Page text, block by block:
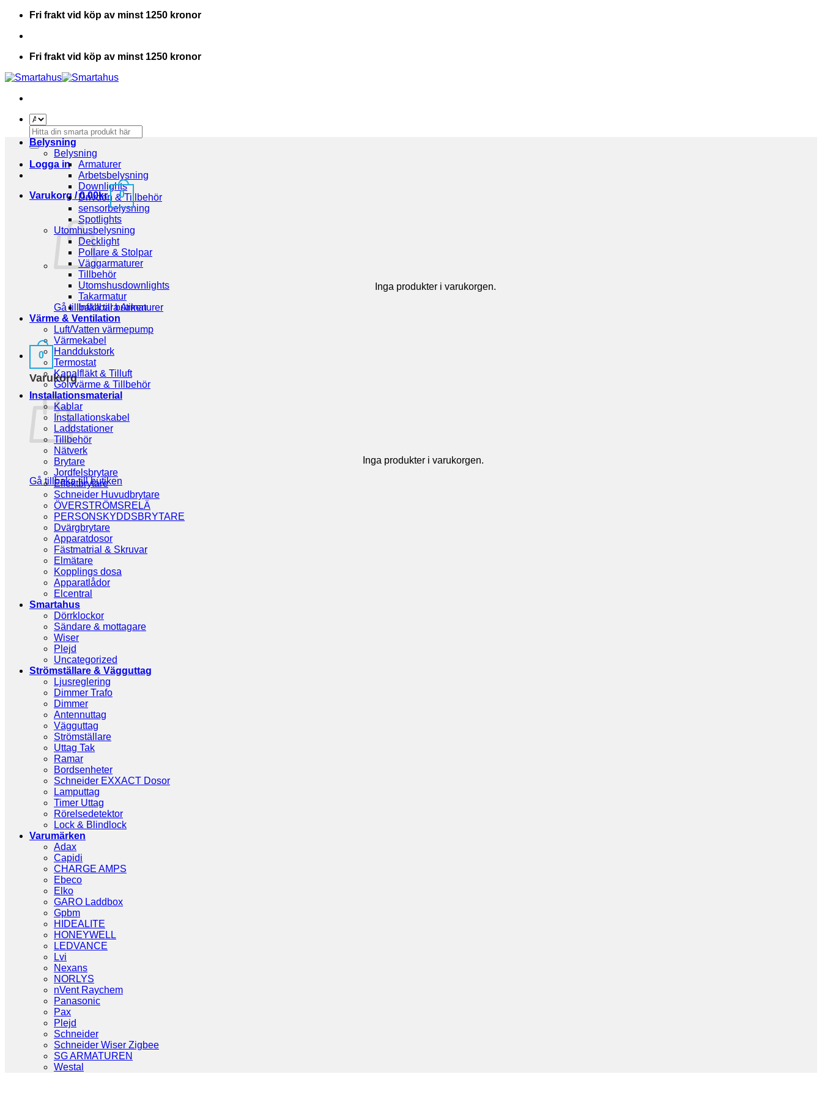
Skip
content
Fri frakt vid köp av minst 1250 kronor
Fri frakt vid köp av minst 1250 kronor
Sök
efter:
Logga in
Varukorg /0.00kr 0
Inga produkter i varukorgen.
Gå tillbaka till butiken
0
Varukorg
Inga produkter i varukorgen.
Gå tillbaka till butiken
Belysning
Belysning
Armaturer
Arbetsbelysning
Downlights
Drivdon & Tillbehör
sensorbelysning
Spotlights
Utomhusbelysning
Decklight
Pollare & Stolpar
Väggarmaturer
Tillbehör
Utomshusdownlights
Takarmatur
Infällbara Armaturer
Värme & Ventilation
Luft/Vatten värmepump
Värmekabel
Handdukstork
Termostat
Kanalfläkt & Tilluft
Golvvärme & Tillbehör
Installationsmaterial
Kablar
Installationskabel
Laddstationer
Tillbehör
Nätverk
Brytare
Jordfelsbrytare
Effektbrytare
Schneider Huvudbrytare
ÖVERSTRÖMSRELÄ
PERSONSKYDDSBRYTARE
Dvärgbrytare
Apparatdosor
Fästmatrial & Skruvar
Elmätare
Kopplings dosa
Apparatlådor
Elcentral
Smartahus
Dörrklockor
Sändare & mottagare
Wiser
Plejd
Uncategorized
Strömställare & Vägguttag
Ljusreglering
Dimmer Trafo
Dimmer
Antennuttag
Vägguttag
Strömställare
Uttag Tak
Ramar
Bordsenheter
Schneider EXXACT Dosor
Lamputtag
Timer Uttag
Rörelsedetektor
Lock & Blindlock
Varumärken
Adax
Capidi
CHARGE AMPS
Ebeco
Elko
GARO Laddbox
Gpbm
HIDEALITE
HONEYWELL
LEDVANCE
Lvi
Nexans
NORLYS
nVent Raychem
Panasonic
Pax
Plejd
Schneider
Schneider Wiser Zigbee
SG ARMATUREN
Westal